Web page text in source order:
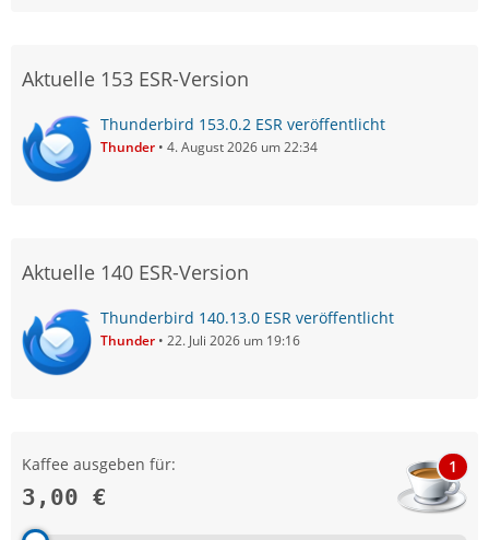
Aktuelle 153 ESR-Version
Thunderbird 153.0.2 ESR veröffentlicht
Thunder 4. August 2026 um 22:34
Aktuelle 140 ESR-Version
Thunderbird 140.13.0 ESR veröffentlicht
Thunder 22. Juli 2026 um 19:16
Kaffee ausgeben für:
3,00 €
1